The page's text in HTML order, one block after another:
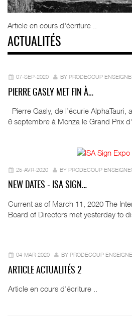
Article en cours d'écriture ..
ACTUALITÉS
07-SEP-2020 BY PRODECOUP
PIERRE GASLY MET FIN À…
Pierre Gasly, de l’écurie
6 septembre à Monza le Grand Prix
25-AVR-2020 BY PRODECOUP
NEW DATES - ISA SIGN…
Current as of March 11, 2020 The
Board of Directors met yesterday to
04-MAR-2020 BY PRODECOUP
ARTICLE ACTUALITÉS 2
Article en cours d'écriture ..